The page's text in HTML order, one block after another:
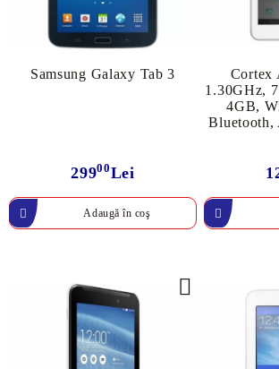
Samsung Galaxy Tab 3
29900Lei
Cortex
1.30GHz,
4GB,
Bluetooth,